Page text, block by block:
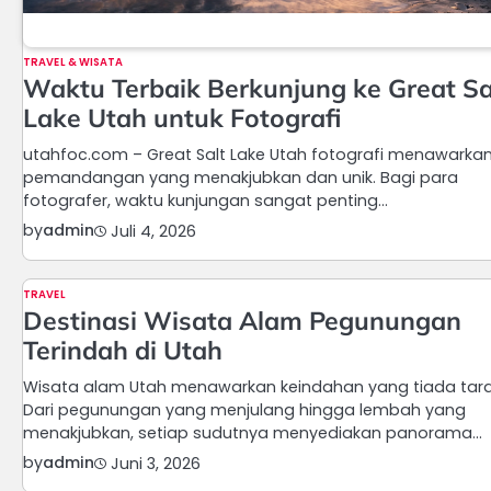
TRAVEL & WISATA
Waktu Terbaik Berkunjung ke Great
Lake Utah untuk Fotografi
utahfoc.com – Great Salt Lake Utah fotografi menawarkan
pemandangan yang menakjubkan dan unik. Bagi para
fotografer, waktu kunjungan sangat penting…
byadmin Juli 4, 2026
TRAVEL
Destinasi Wisata Alam Pegunungan
Terindah di Utah
Wisata alam Utah menawarkan keindahan yang tiada
Dari pegunungan yang menjulang hingga lembah yang
menakjubkan, setiap sudutnya menyediakan panorama…
byadmin Juni 3, 2026